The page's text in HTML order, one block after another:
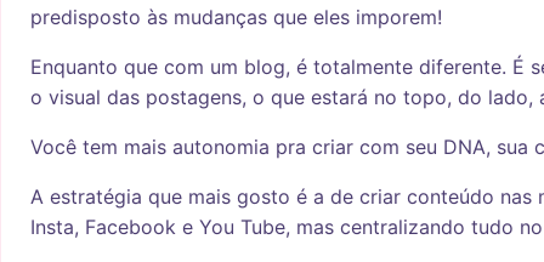
predisposto às mudanças que eles imporem!
Enquanto que com um blog, é totalmente diferente. É
o visual das postagens, o que estará no topo, do lado,
Você tem mais autonomia pra criar com seu DNA, sua
A estratégia que mais gosto é a de criar conteúdo nas
Insta, Facebook e You Tube, mas centralizando tudo